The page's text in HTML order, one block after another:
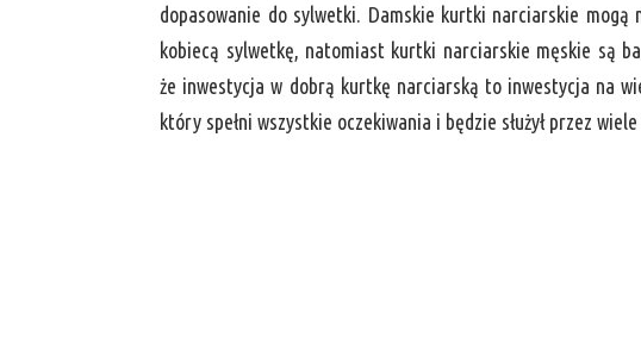
dopasowanie do sylwetki. Damskie kurtki narciarskie
kobiecą sylwetkę, natomiast kurtki narciarskie męskie są
że inwestycja w dobrą kurtkę narciarską to inwestycja na
który spełni wszystkie oczekiwania i będzie służył przez